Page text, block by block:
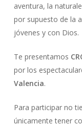
aventura, la
por supuesto de la
jóvenes y con Dios.
Te presentamos
por los
Valencia.
Para participar no
únicamente tener